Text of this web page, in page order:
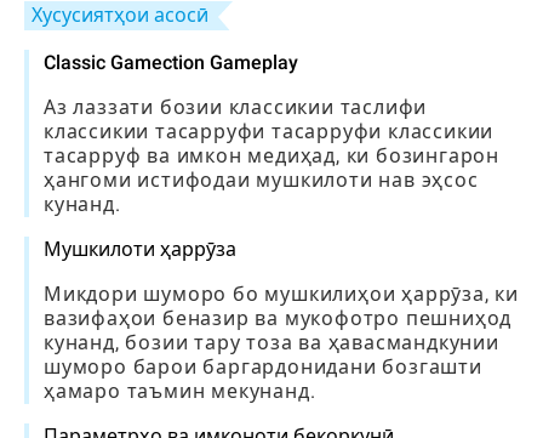
Хусусиятҳои асосӣ
Classic Gamection Gameplay
Аз лаззати бозии классикии таслифи
классикии тасарруфи тасарруфи классикии
тасарруф ва имкон медиҳад, ки бозингарон
ҳангоми истифодаи мушкилоти нав эҳсос
кунанд.
Мушкилоти ҳаррӯза
Микдори шуморо бо мушкилиҳои ҳаррӯза, ки
вазифаҳои беназир ва мукофотро пешниҳод
кунанд, бозии тару тоза ва ҳавасмандкунии
шуморо барои баргардонидани бозгашти
ҳамаро таъмин мекунанд.